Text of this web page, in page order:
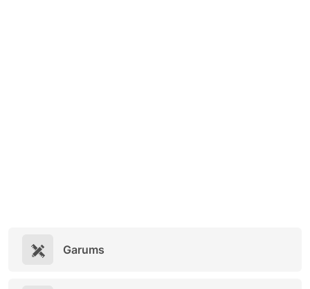
Garums